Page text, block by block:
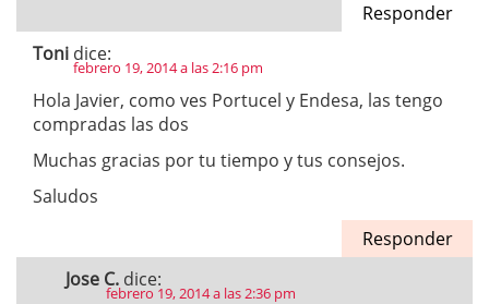
Responder
Toni dice:
febrero 19, 2014 a las 2:16 pm
Hola Javier, como ves Portucel y Endesa, las tengo
compradas las dos
Muchas gracias por tu tiempo y tus consejos.
Saludos
Responder
Jose C. dice:
febrero 19, 2014 a las 2:36 pm